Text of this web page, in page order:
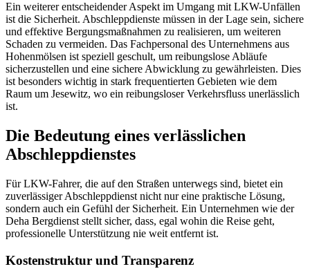
Ein weiterer entscheidender Aspekt im Umgang mit LKW-Unfällen
ist die Sicherheit. Abschleppdienste müssen in der Lage sein, sichere
und effektive Bergungsmaßnahmen zu realisieren, um weiteren
Schaden zu vermeiden. Das Fachpersonal des Unternehmens aus
Hohenmölsen ist speziell geschult, um reibungslose Abläufe
sicherzustellen und eine sichere Abwicklung zu gewährleisten. Dies
ist besonders wichtig in stark frequentierten Gebieten wie dem
Raum um Jesewitz, wo ein reibungsloser Verkehrsfluss unerlässlich
ist.
Die Bedeutung eines verlässlichen
Abschleppdienstes
Für LKW-Fahrer, die auf den Straßen unterwegs sind, bietet ein
zuverlässiger Abschleppdienst nicht nur eine praktische Lösung,
sondern auch ein Gefühl der Sicherheit. Ein Unternehmen wie der
Deha Bergdienst stellt sicher, dass, egal wohin die Reise geht,
professionelle Unterstützung nie weit entfernt ist.
Kostenstruktur und Transparenz